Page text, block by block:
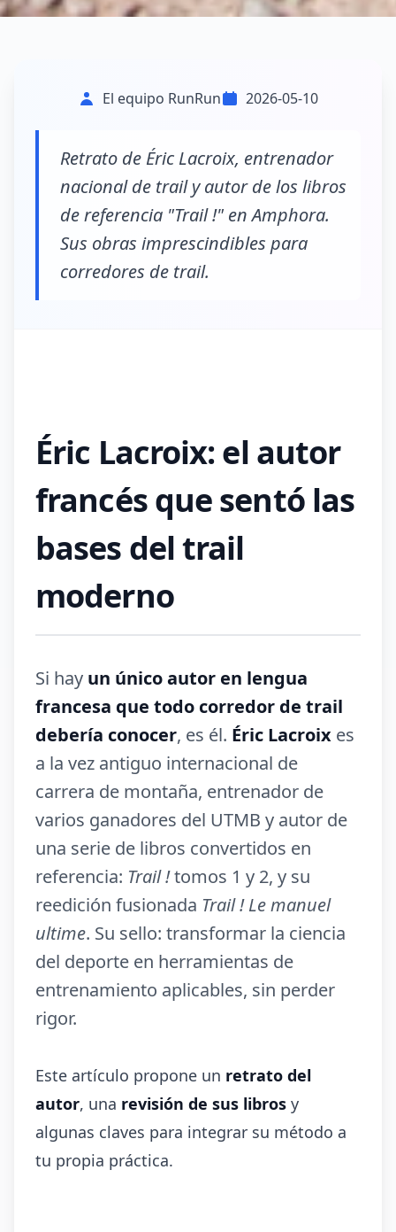
El equipo RunRun 2026-05-10
Retrato de Éric Lacroix, entrenador
nacional de trail y autor de los libros
de referencia "Trail !" en Amphora.
Sus obras imprescindibles para
corredores de trail.
Éric Lacroix: el autor
francés que sentó las
bases del trail
moderno
Si hay un único autor en lengua
francesa que todo corredor de trail
debería conocer, es él. Éric Lacroix es
a la vez antiguo internacional de
carrera de montaña, entrenador de
varios ganadores del UTMB y autor de
una serie de libros convertidos en
referencia: Trail !tomos 1 y 2, y su
reedición fusionada Trail ! Le manuel
ultime. Su sello: transformar la ciencia
del deporte en herramientas de
entrenamiento aplicables, sin perder
rigor.
Este artículo propone un retrato del
autor, una revisión de sus libros y
algunas claves para integrar su método a
tu propia práctica.